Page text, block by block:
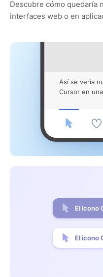
Descubre cómo quedaría
interfaces web o en
Así se vería
Cursor en
El icono
El icono